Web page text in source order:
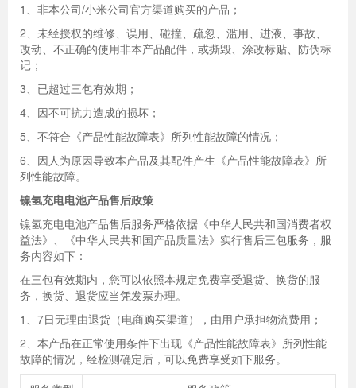
1、非本公司/小米公司官方渠道购买的产品；
2、未经授权的维修、误用、碰撞、疏忽、滥用、进液、事故、
改动、不正确的使用非本产品配件，或撕毁、涂改标贴、防伪标
记；
3、已超过三包有效期；
4、因不可抗力造成的损坏；
5、不符合《产品性能故障表》所列性能故障的情况；
6、因人为原因导致本产品及其配件产生《产品性能故障表》所
列性能故障。
镍氢充电电池产品售后政策
镍氢充电电池产品售后服务严格依据《中华人民共和国消费者权
益法》、《中华人民共和国产品质量法》实行售后三包服务，服
务内容如下：
在三包有效期内，您可以依照本规定免费享受退货、换货的服
务，换货、退货应当凭发票办理。
1、7日无理由退货（电商购买渠道），由用户承担物流费用；
2、本产品在正常使用条件下出现《产品性能故障表》所列性能
故障的情况，经检测确定后，可以免费享受如下服务。